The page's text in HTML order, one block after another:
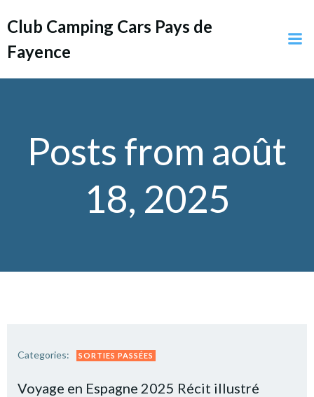
au
Club Camping Cars Pays de
Fayence
Posts from août
18, 2025
Categories: SORTIES PASSÉES
Voyage en Espagne 2025 Récit illustré